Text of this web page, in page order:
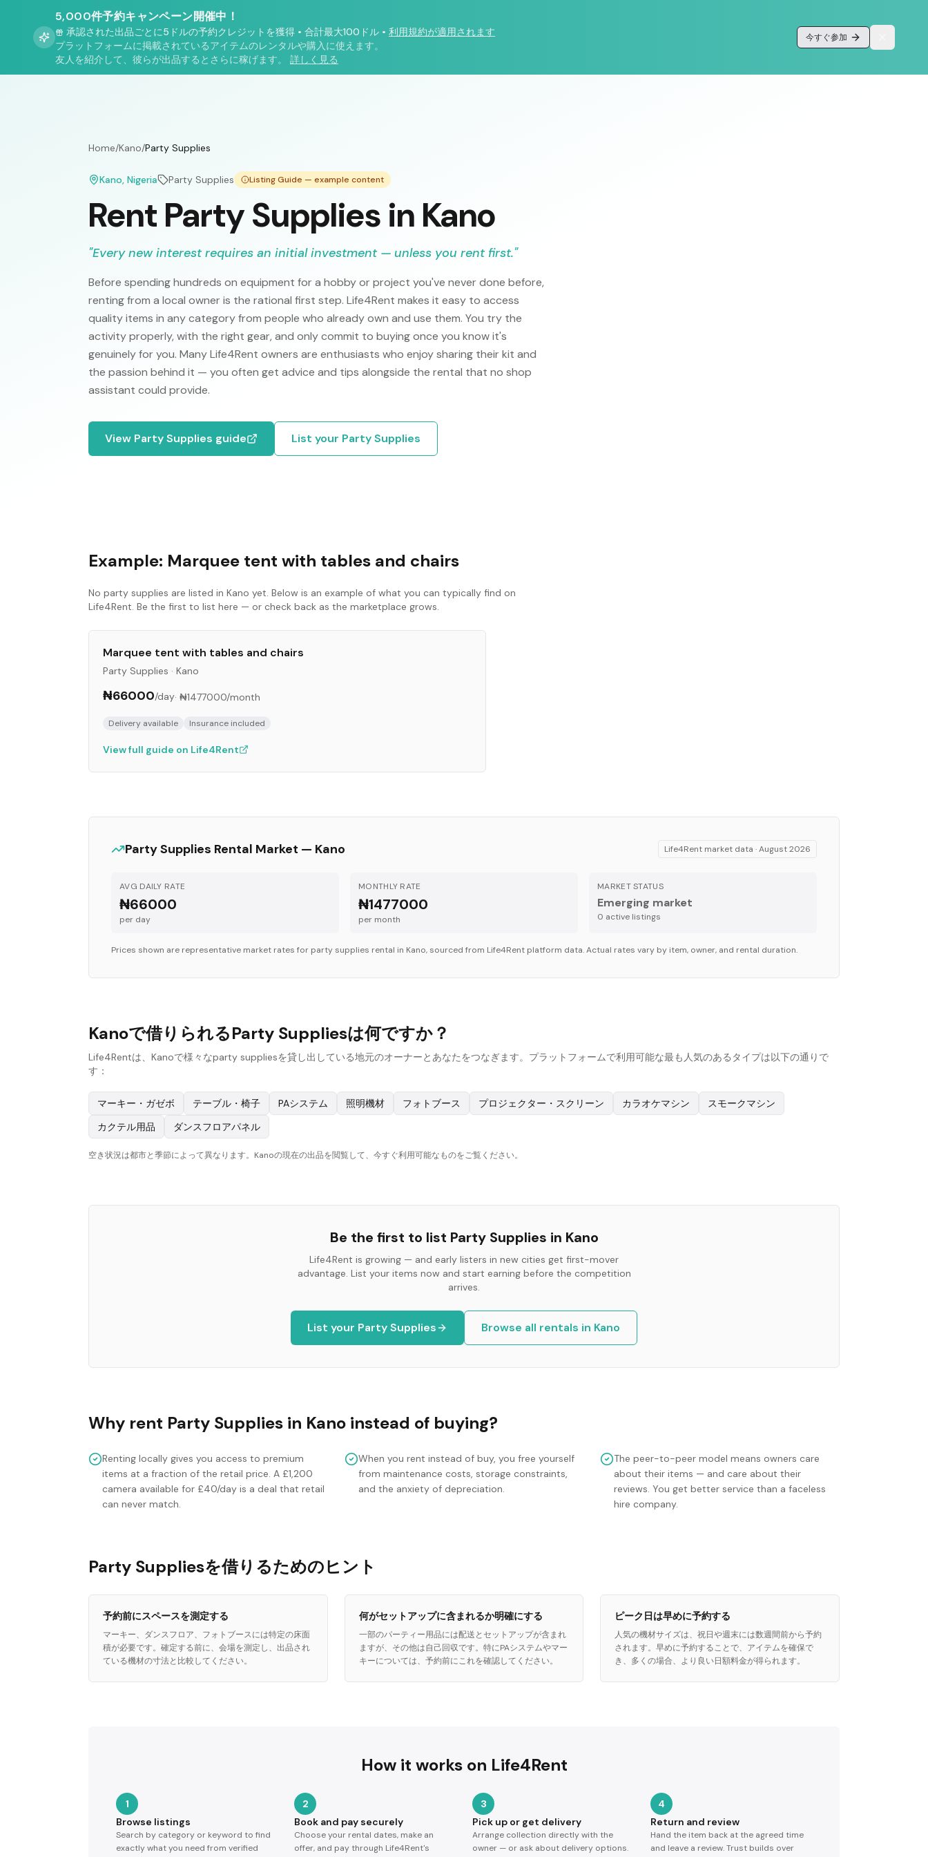
5,000件予約キャンペーン開催中！
承認された出品ごとに5ドルの予約クレジットを獲得 • 合計最大100ドル • 利用規約が適用されます
プラットフォームに掲載されているアイテムのレンタルや購入に使えます。
友人を紹介して、彼らが出品するとさらに稼げます。
詳しく見る
今すぐ参加
Home/Kano/Party Supplies
Kano, Nigeria Party Supplies Listing Guide — example content
Rent Party Supplies in Kano
"Every new interest requires an initial investment — unless you rent first."
Before spending hundreds on equipment for a hobby or project you've never done before,
renting from a local owner is the rational first step. Life4Rent makes it easy to access
quality items in any category from people who already own and use them. You try the
activity properly, with the right gear, and only commit to buying once you know it's
genuinely for you. Many Life4Rent owners are enthusiasts who enjoy sharing their kit and
the passion behind it — you often get advice and tips alongside the rental that no shop
assistant could provide.
View Party Supplies guide List your Party Supplies
Example: Marquee tent with tables and chairs
No party supplies are listed in Kano yet. Below is an example of what you can typically find on
Life4Rent. Be the first to list here — or check back as the marketplace grows.
Marquee tent with tables and chairs
Party Supplies · Kano
₦66000/day· ₦1477000/month
Delivery available Insurance included
View full guide on Life4Rent
Party Supplies Rental Market — Kano Life4Rent market data ·August 2026
AVG DAILY RATE
₦66000
per day
MONTHLY RATE
₦1477000
per month
MARKET STATUS
Emerging market
0 active listings
Prices shown are representative market rates for party supplies rental in Kano, sourced from Life4Rent platform data. Actual rates vary by item, owner, and rental duration.
Kanoで借りられるParty Suppliesは何ですか？
Life4Rentは、Kanoで様々なparty suppliesを貸し出している地元のオーナーとあなたをつなぎます。プラットフォームで利用可能な最も人気のあるタイプは以下の通りで
す：
マーキー・ガゼボ テーブル・椅子 PAシステム 照明機材 フォトブース プロジェクター・スクリーン カラオケマシン
スモークマシン
カクテル用品
ダンスフロアパネル
空き状況は都市と季節によって異なります。Kanoの現在の出品を閲覧して、今すぐ利用可能なものをご覧ください。
Be the first to list Party Supplies in Kano
Life4Rent is growing — and early listers in new cities get first-mover
advantage. List your items now and start earning before the competition
arrives.
List your Party Supplies Browse all rentals in Kano
Why rent Party Supplies in Kano instead of buying?
Renting locally gives you access to premium
items at a fraction of the retail price. A £1,200
camera available for £40/day is a deal that retail
can never match.
When you rent instead of buy, you free yourself
from maintenance costs, storage constraints,
and the anxiety of depreciation.
The peer-to-peer model means owners care
about their items — and care about their
reviews. You get better service than a faceless
hire company.
Party Suppliesを借りるためのヒント
予約前にスペースを測定する
マーキー、ダンスフロア、フォトブースには特定の床面
積が必要です。確定する前に、会場を測定し、出品され
ている機材の寸法と比較してください。
何がセットアップに含まれるか明確にする
一部のパーティー用品には配送とセットアップが含まれ
ますが、その他は自己回収です。特にPAシステムやマー
キーについては、予約前にこれを確認してください。
ピーク日は早めに予約する
人気の機材サイズは、祝日や週末には数週間前から予約
されます。早めに予約することで、アイテムを確保で
き、多くの場合、より良い日額料金が得られます。
How it works on Life4Rent
1
Browse listings
Search by category or keyword to find
exactly what you need from verified
2
Book and pay securely
Choose your rental dates, make an
offer, and pay through Life4Rent's
3
Pick up or get delivery
Arrange collection directly with the
owner — or ask about delivery options.
4
Return and review
Hand the item back at the agreed time
and leave a review. Trust builds over